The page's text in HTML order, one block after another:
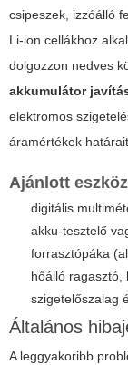
csipeszek, izzóálló
Li-ion cellákhoz
dolgozzon nedves
akkumulátor
elektromos
áramértékek
Ajánlott
digitális
akku-tesztelő
forrasztópáka
hőálló ragasztó,
szigetelőszalag
Általános
A leggyakoribb